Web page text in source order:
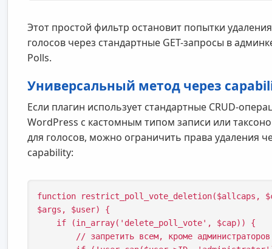
Этот простой фильтр остановит попытки удаления
голосов через стандартные GET-запросы в
Polls.
Универсальный метод через
Если плагин использует стандартные CRUD-
WordPress с кастомным типом записи или
для голосов, можно ограничить права удаления
capability:
function restrict_poll_vote_deletion($allcaps,
$args, $user) {